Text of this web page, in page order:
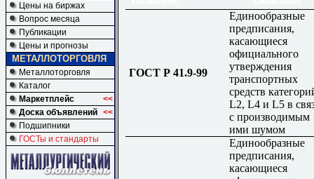
Цены на биржах
Вопрос месяца
Публикации
Цены и прогнозы
МЕТАЛЛОТОРГОВЛЯ
Металлоторговля
Каталог
Маркетплейс
<<
Доска объявлений <<
Подшипники
ГОСТы и стандарты
ГОСТ Р 41.9-99
Единообразные
предписания,
касающиеся
официального
утверждения
транспортных
средств
L2, L4 и L5 в
с производимым
ими шумом
Единообразные
предписания,
касающиеся